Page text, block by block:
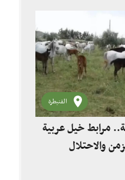
القنيطرة
مرابط خيل عربية
والاحتلال